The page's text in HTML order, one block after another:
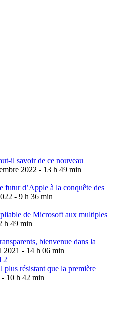
il savoir de ce nouveau
2022 - 13 h 49 min
futur d’Apple à la conquête des
- 9 h 36 min
de Microsoft aux multiples
h 49 min
bienvenue dans la
2021 - 14 h 06 min
résistant que la première
10 h 42 min